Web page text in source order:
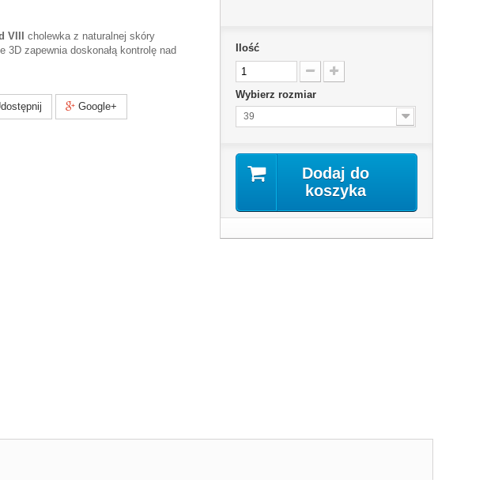
VIII
cholewka z naturalnej skóry
3D zapewnia doskonałą kontrolę nad
Google+
Ilość
Wybierz rozmiar
39
Dodaj do
koszyka